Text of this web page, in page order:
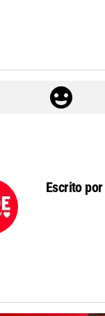
Escrito por